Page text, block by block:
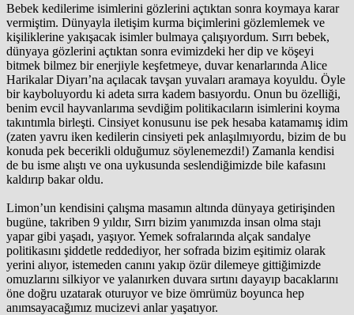
Bebek kedilerime isimlerini gözlerini açtıktan sonra koymaya karar
vermiştim. Dünyayla iletişim kurma biçimlerini gözlemlemek ve
kişiliklerine yakışacak isimler bulmaya çalışıyordum. Sırrı bebek,
dünyaya gözlerini açtıktan sonra evimizdeki her dip ve köşeyi
bitmek bilmez bir enerjiyle keşfetmeye, duvar kenarlarında Alice
Harikalar Diyarı’na açılacak tavşan yuvaları aramaya koyuldu. Öyle
bir kayboluyordu ki adeta sırra kadem basıyordu. Onun bu özelliği,
benim evcil hayvanlarıma sevdiğim politikacıların isimlerini koyma
takıntımla birleşti. Cinsiyet konusunu ise pek hesaba katamamış idim
(zaten yavru iken kedilerin cinsiyeti pek anlaşılmıyordu, bizim de bu
konuda pek becerikli olduğumuz söylenemezdi!) Zamanla kendisi
de bu isme alıştı ve ona uykusunda seslendiğimizde bile kafasını
kaldırıp bakar oldu.
Limon’un kendisini çalışma masamın altında dünyaya getirişinden
bugüne, takriben 9 yıldır, Sırrı bizim yanımızda insan olma stajı
yapar gibi yaşadı, yaşıyor. Yemek sofralarında alçak sandalye
politikasını şiddetle reddediyor, her sofrada bizim eşitimiz olarak
yerini alıyor, istemeden canını yakıp özür dilemeye gittiğimizde
omuzlarını silkiyor ve yalanırken duvara sırtını dayayıp bacaklarını
öne doğru uzatarak oturuyor ve bize ömrümüz boyunca hep
anımsayacağımız mucizevi anlar yaşatıyor.